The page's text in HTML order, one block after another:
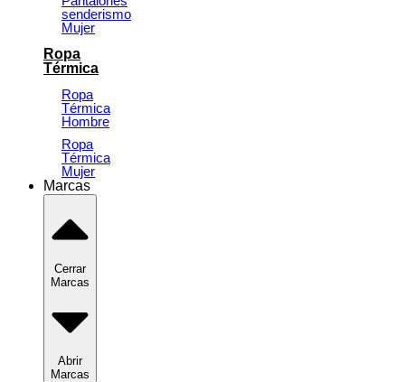
senderismo
Mujer
Ropa
Térmica
Ropa
Térmica
Hombre
Ropa
Térmica
Mujer
Marcas
Cerrar
Marcas
Abrir
Marcas